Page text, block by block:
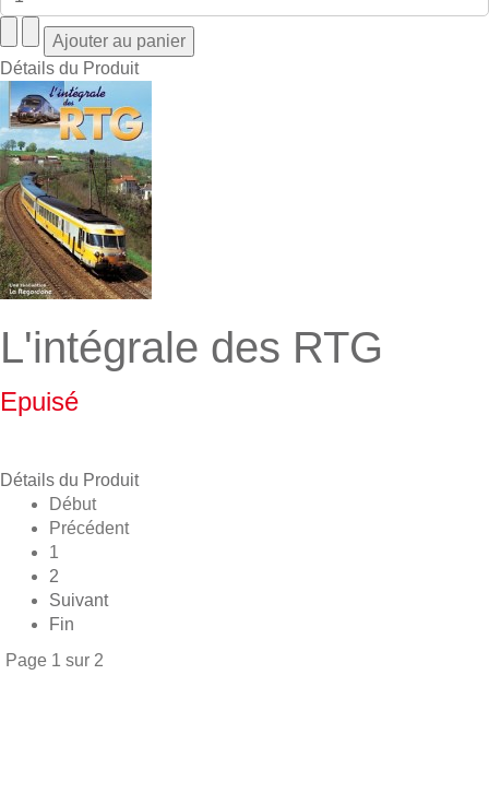
Détails du Produit
L'intégrale des RTG
Epuisé
Détails du Produit
Début
Précédent
1
2
Suivant
Fin
Page 1 sur 2